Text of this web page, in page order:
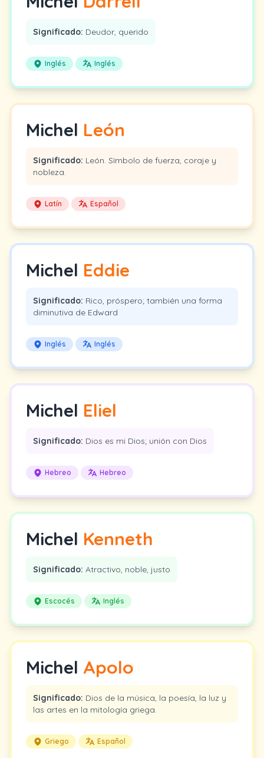
Significado: Deudor, querido
Inglés Inglés
Michel León
Significado: León. Símbolo de fuerza, coraje y
nobleza.
Latín Español
Michel Eddie
Significado: Rico, próspero; también una forma
diminutiva de Edward
Inglés Inglés
Michel Eliel
Significado: Dios es mi Dios; unión con Dios
Hebreo Hebreo
Michel Kenneth
Significado: Atractivo, noble, justo
Escocés Inglés
Michel Apolo
Significado: Dios de la música, la poesía, la luz y
las artes en la mitología griega.
Griego Español